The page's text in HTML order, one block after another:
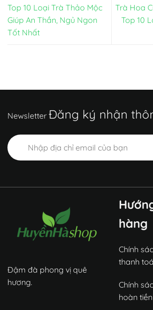
Top 10 Loại Trà Thảo Mộc
Giúp An Thần, Ngủ Ngon
Tốt Nhất
Trà Hoa
Top 10
Newsletter Đăng ký nhận
Đậm đà phong vị quê
hương.
hàng
Chính
thanh
Chính
hoàn tiền